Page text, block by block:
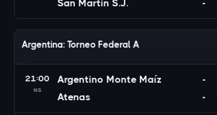
San Martin S.J.
-
Argentina: Torneo Federal A
21:00
NS
Argentino Monte Maíz
-
Atenas
-